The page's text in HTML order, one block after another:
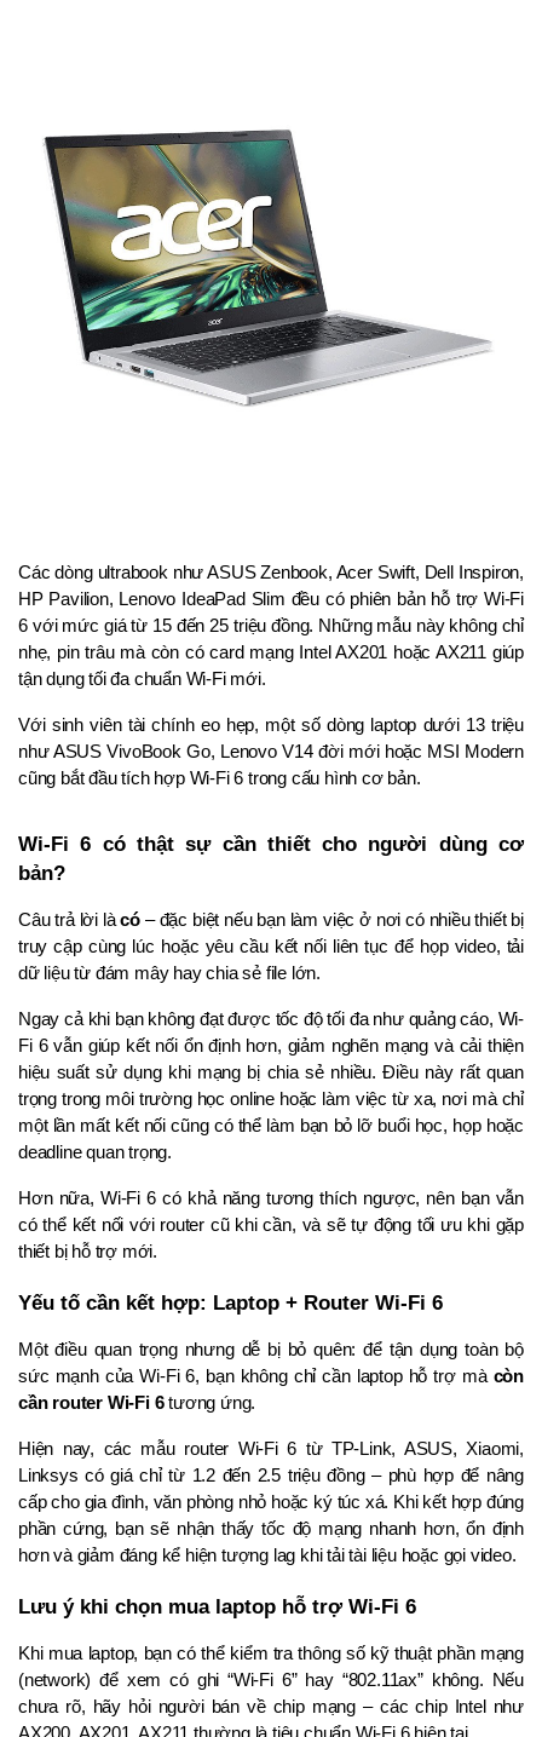
Các dòng ultrabook như ASUS Zenbook, Acer Swift, Dell Inspiron,
HP Pavilion, Lenovo IdeaPad Slim đều có phiên bản hỗ trợ Wi-Fi
6 với mức giá từ 15 đến 25 triệu đồng. Những mẫu này không chỉ
nhẹ, pin trâu mà còn có card mạng Intel AX201 hoặc AX211 giúp
tận dụng tối đa chuẩn Wi-Fi mới.
Với sinh viên tài chính eo hẹp, một số dòng laptop dưới 13 triệu
như ASUS VivoBook Go, Lenovo V14 đời mới hoặc MSI Modern
cũng bắt đầu tích hợp Wi-Fi 6 trong cấu hình cơ bản.
Wi-Fi 6 có thật sự cần thiết cho người dùng cơ
bản?
Câu trả lời là có – đặc biệt nếu bạn làm việc ở nơi có nhiều thiết bị
truy cập cùng lúc hoặc yêu cầu kết nối liên tục để họp video, tải
dữ liệu từ đám mây hay chia sẻ file lớn.
Ngay cả khi bạn không đạt được tốc độ tối đa như quảng cáo, Wi-
Fi 6 vẫn giúp kết nối ổn định hơn, giảm nghẽn mạng và cải thiện
hiệu suất sử dụng khi mạng bị chia sẻ nhiều. Điều này rất quan
trọng trong môi trường học online hoặc làm việc từ xa, nơi mà chỉ
một lần mất kết nối cũng có thể làm bạn bỏ lỡ buổi học, họp hoặc
deadline quan trọng.
Hơn nữa, Wi-Fi 6 có khả năng tương thích ngược, nên bạn vẫn
có thể kết nối với router cũ khi cần, và sẽ tự động tối ưu khi gặp
thiết bị hỗ trợ mới.
Yếu tố cần kết hợp: Laptop + Router Wi-Fi 6
Một điều quan trọng nhưng dễ bị bỏ quên: để tận dụng toàn bộ
sức mạnh của Wi-Fi 6, bạn không chỉ cần laptop hỗ trợ mà còn
cần router Wi-Fi 6 tương ứng.
Hiện nay, các mẫu router Wi-Fi 6 từ TP-Link, ASUS, Xiaomi,
Linksys có giá chỉ từ 1.2 đến 2.5 triệu đồng – phù hợp để nâng
cấp cho gia đình, văn phòng nhỏ hoặc ký túc xá. Khi kết hợp đúng
phần cứng, bạn sẽ nhận thấy tốc độ mạng nhanh hơn, ổn định
hơn và giảm đáng kể hiện tượng lag khi tải tài liệu hoặc gọi video.
Lưu ý khi chọn mua laptop hỗ trợ Wi-Fi 6
Khi mua laptop, bạn có thể kiểm tra thông số kỹ thuật phần mạng
(network) để xem có ghi “Wi-Fi 6” hay “802.11ax” không. Nếu
chưa rõ, hãy hỏi người bán về chip mạng – các chip Intel như